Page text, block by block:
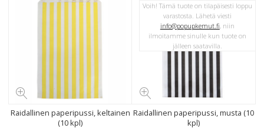
Raidallinen paperipussi, keltainen
(10 kpl)
Raidallinen paperipussi, musta (10
kpl)
Voih! Tämä tuote on tilapäisesti loppu
varastosta. Lähetä viesti
info@popupkemut.fi, niin
ilmoitamme sinulle kun tuote on
jälleen saatavilla.